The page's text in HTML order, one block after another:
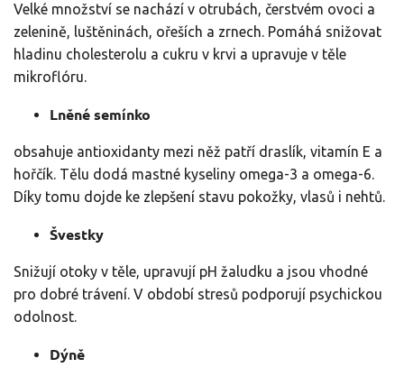
Velké množství se nachází v otrubách, čerstvém ovoci a
zelenině, luštěninách, ořeších a zrnech. Pomáhá snižovat
hladinu cholesterolu a cukru v krvi a upravuje v těle
mikroflóru.
Lněné semínko
obsahuje antioxidanty mezi něž patří draslík, vitamín E a
hořčík. Tělu dodá mastné kyseliny omega-3 a omega-6.
Díky tomu dojde ke zlepšení stavu pokožky, vlasů i nehtů.
Švestky
Snižují otoky v těle, upravují pH žaludku a jsou vhodné
pro dobré trávení. V období stresů podporují psychickou
odolnost.
Dýně